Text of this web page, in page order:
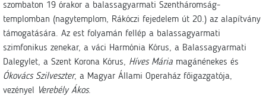
szombaton 19 órakor a balassagyarmati Szentháromság-
templomban (nagytemplom, Rákóczi fejedelem út 20.) az alapítvány
támogatására. Az est folyamán fellép a balassagyarmati
szimfonikus zenekar, a váci Harmónia Kórus, a Balassagyarmati
Dalegylet, a Szent Korona Kórus, Híves Mária magánénekes és
Ókovács Szilveszter, a Magyar Állami Operaház főigazgatója,
vezényel Verebély Ákos.